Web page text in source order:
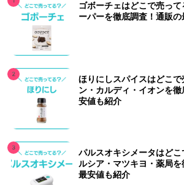
ゴボーチェはどこで売っ
ーパーを徹底調査！通販
ほりにしスパイスはどこ
ン・カルディ・イオンを
安値も紹介
パルスオキシメータはど
ルシア・マツキヨ・薬局
最安値も紹介